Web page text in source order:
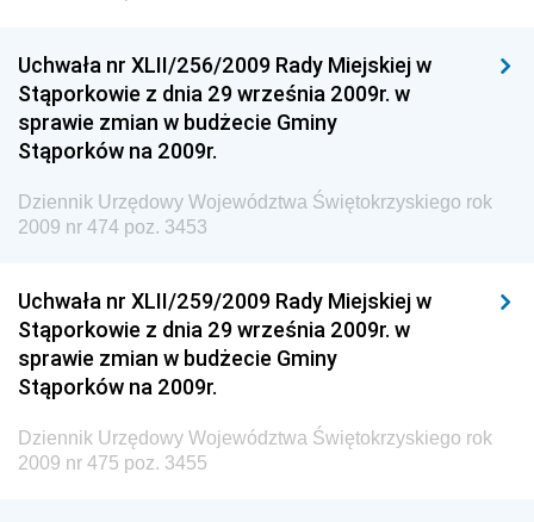
Dziennik Urzędowy Ministra Spraw Zagranicznych
Dziennik Urzędowy Centralnego Biura
Antykorupcyjnego
Wewnętrznego
Dziennik Urzędowy Urzędu Patentowego
Dziennik Urzędowy Generalnej Dyrekcji Dróg
Krajowych i Autostrad
Dziennik Urzędowy Ministra Środowiska
Dziennik Urzędowy Ministra Edukacji
Uchwała nr XLII/256/2009 Rady Miejskiej w
Stąporkowie z dnia 29 września 2009r. w
sprawie zmian w budżecie Gminy
Stąporków na 2009r.
Dziennik Urzędowy Województwa Świętokrzyskiego rok
2009 nr 474 poz. 3453
Uchwała nr XLII/259/2009 Rady Miejskiej w
Stąporkowie z dnia 29 września 2009r. w
sprawie zmian w budżecie Gminy
Stąporków na 2009r.
Dziennik Urzędowy Województwa Świętokrzyskiego rok
2009 nr 475 poz. 3455